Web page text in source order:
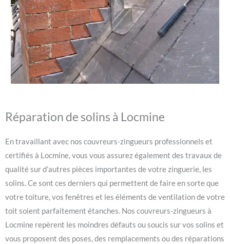
Réparation de solins à Locmine
En travaillant avec nos couvreurs-zingueurs professionnels et
certifiés à Locmine, vous vous assurez également des travaux de
qualité sur d’autres pièces importantes de votre zinguerie, les
solins. Ce sont ces derniers qui permettent de faire en sorte que
votre toiture, vos fenêtres et les éléments de ventilation de votre
toit soient parfaitement étanches. Nos couvreurs-zingueurs à
Locmine repèrent les moindres défauts ou soucis sur vos solins et
vous proposent des poses, des remplacements ou des réparations